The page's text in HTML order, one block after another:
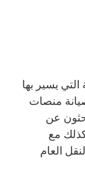
يسير بها
منصات
عن
مع
العام